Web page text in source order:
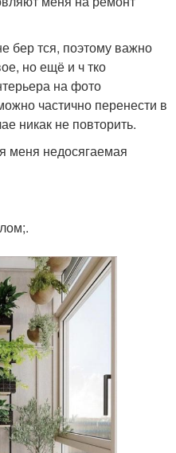
бер тся, поэтому важно
но ещё и ч тко
на фото
частично перенести в
никак не повторить.
меня недосягаемая